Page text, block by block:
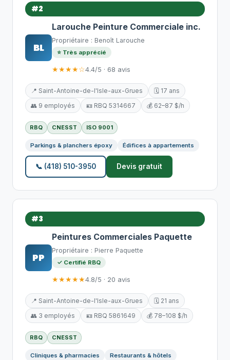
#2
BL
Larouche Peinture Commerciale inc.
Propriétaire : Benoît Larouche
⭐ Très apprécié
★★★★☆4.4/5 · 68 avis
📍 Saint-Antoine-de-l'Isle-aux-Grues
🗓️ 17 ans
👥 9 employés
🪪 RBQ 5314667 💰 62–87 $/h
RBQ CNESST ISO 9001
Parkings & planchers époxy Édifices à appartements
📞 (418) 510-3950 Devis gratuit
#3
PP
Peintures Commerciales Paquette
Propriétaire : Pierre Paquette
✓ Certifié RBQ
★★★★★4.8/5 · 20 avis
📍 Saint-Antoine-de-l'Isle-aux-Grues
🗓️ 21 ans
👥 3 employés
🪪 RBQ 5861649 💰 78–108 $/h
RBQ CNESST
Cliniques & pharmacies Restaurants & hôtels